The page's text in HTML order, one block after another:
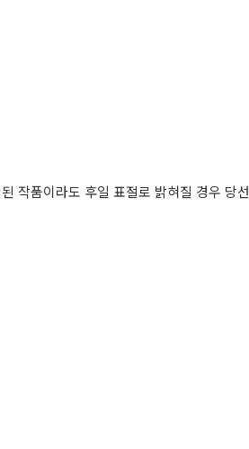
작품이라도 후일 표절로 밝혀질 경우 당선